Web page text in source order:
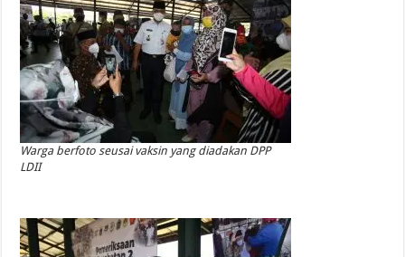
Warga berfoto seusai vaksin yang diadakan DPP
LDII